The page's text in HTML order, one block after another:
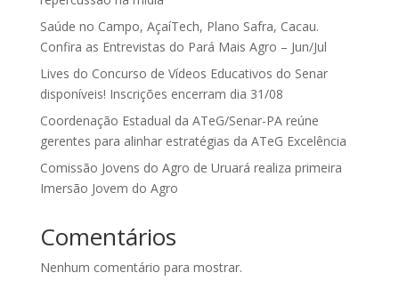
Saúde no Campo, AçaíTech, Plano Safra, Cacau.
Confira as Entrevistas do Pará Mais Agro – Jun/Jul
Lives do Concurso de Vídeos Educativos do Senar
disponíveis! Inscrições encerram dia 31/08
Coordenação Estadual da ATeG/Senar-PA reúne
gerentes para alinhar estratégias da ATeG Excelência
Comissão Jovens do Agro de Uruará realiza primeira
Imersão Jovem do Agro
Comentários
Nenhum comentário para mostrar.